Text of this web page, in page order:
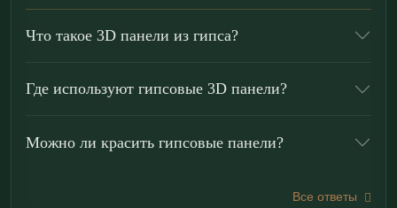
поверхности создает глубокую игру света и тени.
архитектурную доминанту, раскрывающую
вертикальных линий.
Что такое 3D панели из гипса?
Где используют гипсовые 3D панели?
Можно ли красить гипсовые панели?
Все ответы